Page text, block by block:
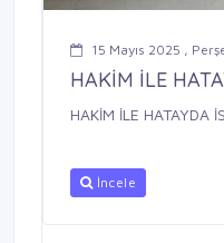
15 Mayıs 2025 ,
HAKİM İLE
HAKİM İLE HATAYDA
İncele